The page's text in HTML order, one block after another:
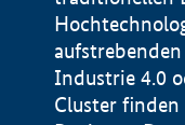
Industrie 4.0
Cluster